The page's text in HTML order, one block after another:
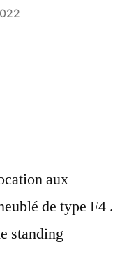
aux
de type F4 .
standing